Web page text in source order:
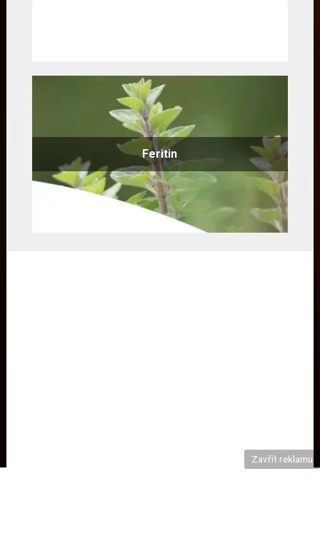
Feritin
Zavřít reklamu